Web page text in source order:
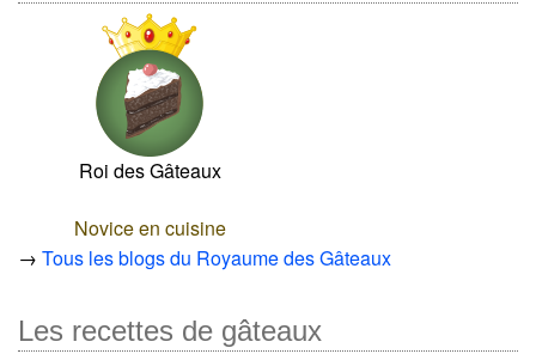
Roi des Gâteaux
Novice en cuisine
→ Tous les blogs du Royaume des Gâteaux
Les recettes de gâteaux